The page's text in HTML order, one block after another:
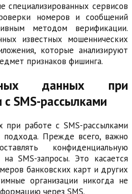
специализированных сервисов
номеров и сообщений
методом верификации.
известных мошеннических
которые анализируют
признаков фишинга.
данных при
SMS-рассылками
при работе с SMS-рассылками
подхода. Прежде всего, важно
конфиденциальную
SMS-запросы. Это касается
банковских карт и других
организации никогда не
через SMS.